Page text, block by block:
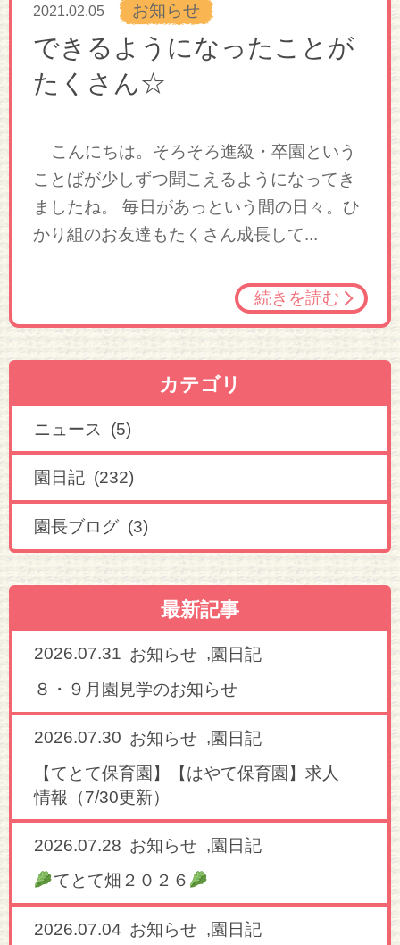
2021.02.05 お知らせ
できるようになったことが
たくさん☆
こんにちは。そろそろ進級・卒園という
ことばが少しずつ聞こえるようになってき
ましたね。 毎日があっという間の日々。ひ
かり組のお友達もたくさん成長して...
続きを読む
カテゴリ
ニュース (5)
園日記 (232)
園長ブログ (3)
最新記事
2026.07.31 お知らせ ,園日記
８・９月園見学のお知らせ
2026.07.30 お知らせ ,園日記
【てとて保育園】【はやて保育園】求人
情報（7/30更新）
2026.07.28 お知らせ ,園日記
てとて畑２０２６
2026.07.04 お知らせ ,園日記